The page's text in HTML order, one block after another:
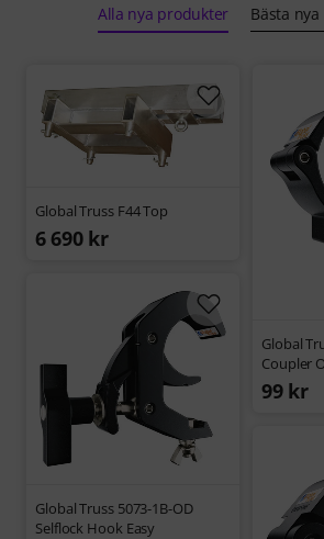
Alla nya produkter Bästa
Global Truss F44 Top
6 690 kr
Global
Coupler
99 kr
Global Truss 5073-1B-OD
Selflock Hook Easy